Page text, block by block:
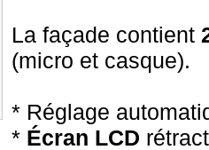
La façade contient
(micro et casque).
* Réglage
* Écran LCD